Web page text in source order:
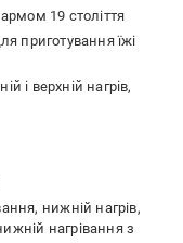
19 століття
приготування їжі
і верхній нагрів,
нижній нагрів,
нагрівання з